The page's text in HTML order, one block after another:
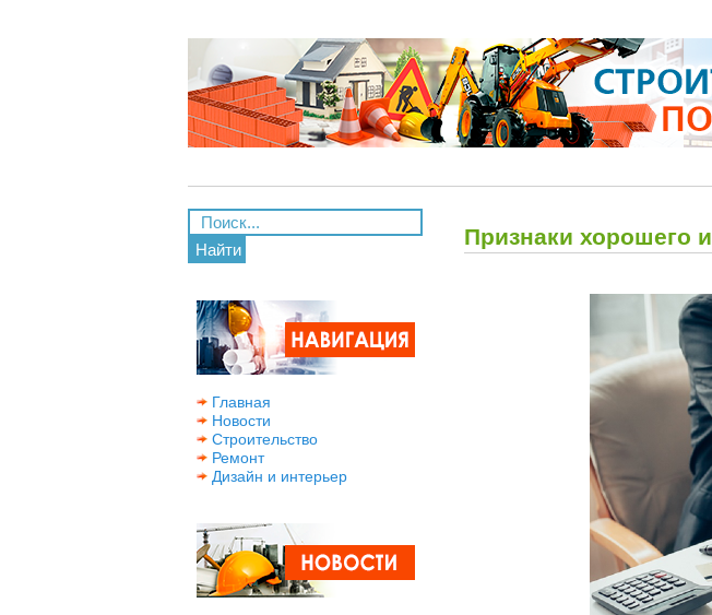
Найти
Главная
Новости
Строительство
Ремонт
Дизайн и интерьер
Признаки хорошего